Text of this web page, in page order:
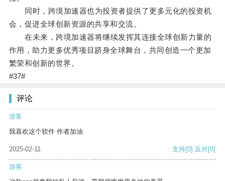
同时，跨境加速器也为投资者提供了更多元化的投资机
会，促进全球创新资源的共享和交流。
在未来，跨境加速器将继续发挥其连接全球创新力量的
作用，助力更多优秀项目跻身全球舞台，共同创造一个更加
繁荣和创新的世界。
#37#
评论
游客
我喜欢这个软件 作者加油
2025-02-11 支持[0] 反对[0]
游客